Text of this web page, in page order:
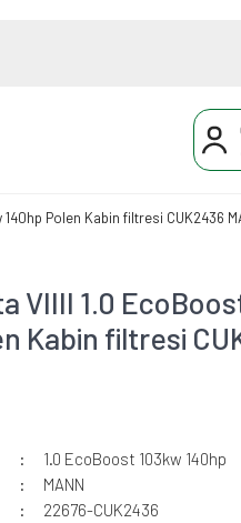
Polen Kabin filtresi CUK2436
VIIII 1.0
Kabin filtresi
1.0 EcoBoost 103kw 140hp
MANN
22676-CUK2436